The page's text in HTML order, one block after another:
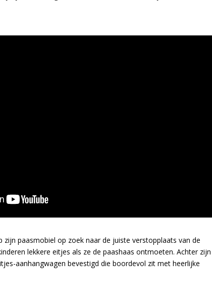
zijn paasmobiel op zoek naar de juiste verstopplaats van de
lekkere eitjes als ze de paashaas ontmoeten. Achter zijn
aanhangwagen bevestigd die boordevol zit met heerlijke